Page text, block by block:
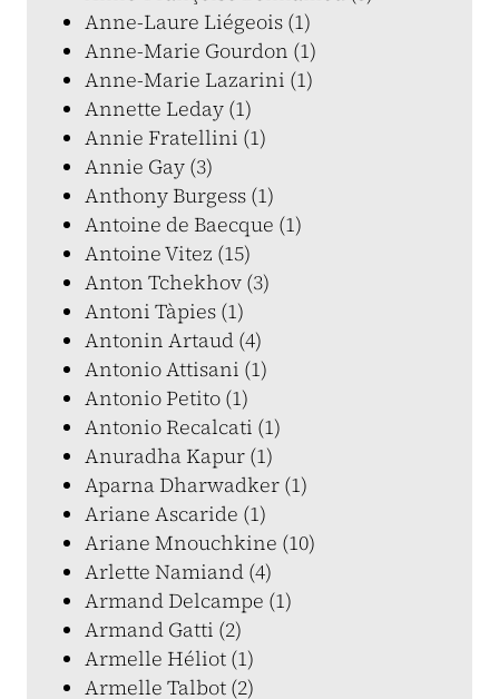
Anne-Laure Liégeois (1)
Anne-Marie Gourdon (1)
Anne-Marie Lazarini (1)
Annette Leday (1)
Annie Fratellini (1)
Annie Gay (3)
Anthony Burgess (1)
Antoine de Baecque (1)
Antoine Vitez (15)
Anton Tchekhov (3)
Antoni Tàpies (1)
Antonin Artaud (4)
Antonio Attisani (1)
Antonio Petito (1)
Antonio Recalcati (1)
Anuradha Kapur (1)
Aparna Dharwadker (1)
Ariane Ascaride (1)
Ariane Mnouchkine (10)
Arlette Namiand (4)
Armand Delcampe (1)
Armand Gatti (2)
Armelle Héliot (1)
Armelle Talbot (2)